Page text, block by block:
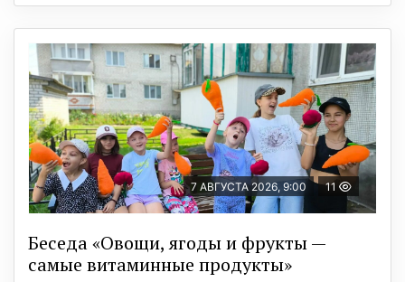
7 АВГУСТА 2026, 9:00 11
Беседа «Овощи, ягоды и фрукты —
самые витаминные продукты»